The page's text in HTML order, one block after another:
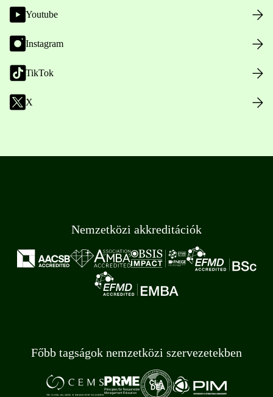
Youtube
Instagram
TikTok
X
Nemzetközi akkreditációk
Főbb tagságok nemzetközi szervezetekben